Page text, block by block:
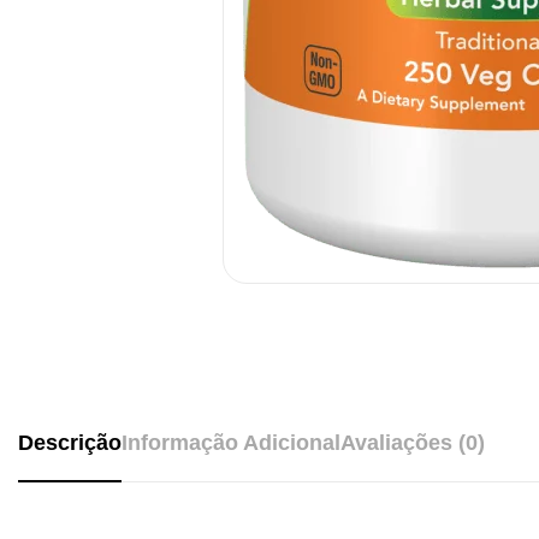
DescriçãoInformação Adicional Avaliações (0)